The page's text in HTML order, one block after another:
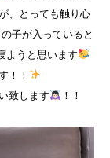
、とっても触り心
子が入っていると
ようと思います
！！
致します
！！